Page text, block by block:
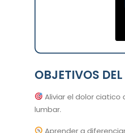
OBJETIVOS
Aliviar el dolor ciatico
lumbar.
Aprender a